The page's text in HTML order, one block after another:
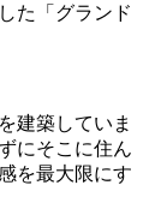
た「グランド
建築していま
にそこに住ん
を最大限にす